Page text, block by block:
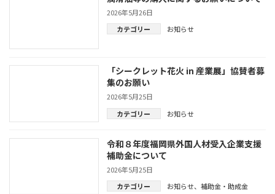
2026年5月26日
カテゴリー
お知らせ
「シークレット花火 in 産業展」協賛者募
集のお願い
2026年5月25日
カテゴリー
お知らせ
令和８年度福岡県外国人材受入企業支援
補助金について
2026年5月25日
カテゴリー
お知らせ、 補助金・助成金